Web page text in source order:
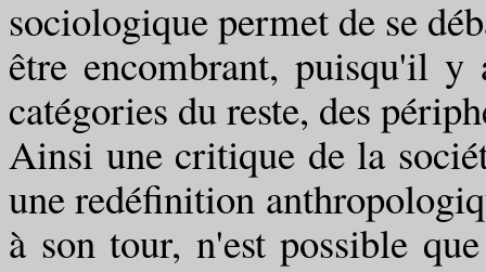
sociologique permet de se
être encombrant, puisqu'il y
catégories du reste, des
Ainsi une critique de la
une redéfinition
à son tour, n'est possible